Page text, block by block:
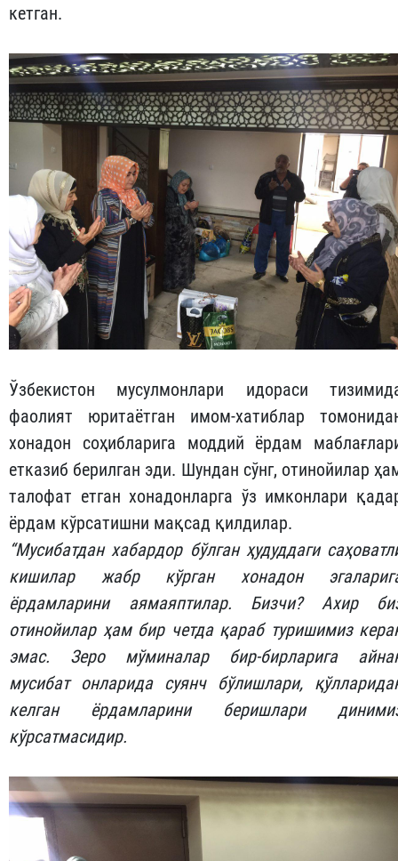
кетган.
Ўзбекистон мусулмонлари идораси
фаолият юритаётган имом-хатиблар
хонадон соҳибларига моддий ёрдам
етказиб берилган эди. Шундан сўнг, отинойилар
талофат етган хонадонларга ўз имконлари
ёрдам кўрсатишни мақсад қилдилар.
“Мусибатдан хабардор бўлган ҳудуддаги
кишилар
жабр кўрган хонадон
ёрдамларини аямаяптилар. Бизчи? Ахир
отинойилар ҳам бир четда қараб туришимиз
эмас. Зеро мўминалар бир-бирларига
мусибат онларида суянч бўлишлари,
келган ёрдамларини беришлари
кўрсатмасидир.